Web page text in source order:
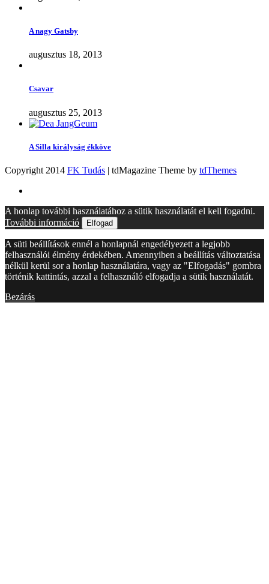
A nagy Gatsby
augusztus 18, 2013
Csavar
augusztus 25, 2013
A Silla királyság ékköve
Copyright 2014 FK Tudás | tdMagazine Theme by tdThemes
A honlap további használatához a sütik használatát el kell fogadni.
További információ
Elfogad
A süti beállítások ennél a honlapnál engedélyezett a legjobb
felhasználói élmény érdekében. Amennyiben a beállítás változtatása
nélkül kerül sor a honlap használatára, vagy az "Elfogadás" gombra
történik kattintás, azzal a felhasználó elfogadja a sütik használatát.
Bezárás